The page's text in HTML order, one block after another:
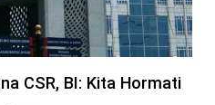
CSR, BI: Kita Hormati